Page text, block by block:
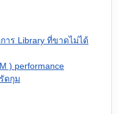
าร Library ที่ขาดไม่ได้
) performance
ดกุม